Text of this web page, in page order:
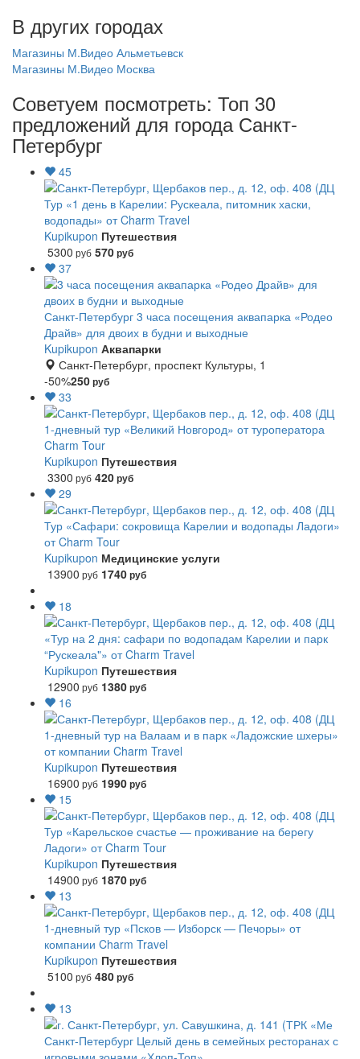
В других городах
Магазины М.Видео Альметьевск
Магазины М.Видео Москва
Советуем посмотреть: Топ 30
предложений для города Санкт-
Петербург
45
Тур «1 день в Карелии: Рускеала, питомник хаски,
водопады» от Charm Travel
Kupikupon Путешествия
5300 руб 570руб
37
Санкт-Петербург 3 часа посещения аквапарка «Родео
Драйв» для двоих в будни и выходные
Kupikupon Аквапарки
Санкт-Петербург, проспект Культуры, 1
-50%250руб
33
1-дневный тур «Великий Новгород» от туроператора
Charm Tour
Kupikupon Путешествия
3300 руб 420руб
29
Тур «Сафари: сокровища Карелии и водопады Ладоги»
от Charm Tour
Kupikupon Медицинские услуги
13900 руб 1740руб
18
«Тур на 2 дня: сафари по водопадам Карелии и парк
“Рускеала"» от Charm Travel
Kupikupon Путешествия
12900 руб 1380руб
16
1-дневный тур на Валаам и в парк «Ладожские шхеры»
от компании Charm Travel
Kupikupon Путешествия
16900 руб 1990руб
15
Тур «Карельское счастье — проживание на берегу
Ладоги» от Charm Tour
Kupikupon Путешествия
14900 руб 1870руб
13
1-дневный тур «Псков — Изборск — Печоры» от
компании Charm Travel
Kupikupon Путешествия
5100 руб 480руб
13
Санкт-Петербург Целый день в семейных ресторанах с